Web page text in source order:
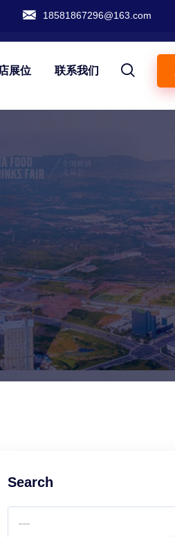
18581867296@163.com
展位 联系我们
Search